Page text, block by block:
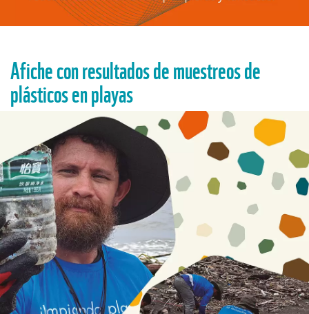
Afiche con resultados de muestreos de
plásticos en playas